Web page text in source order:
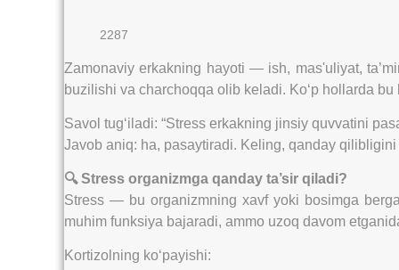
2287
Zamonaviy erkakning hayoti — ish, mas'uliyat,
buzilishi va charchoqqa olib keladi. Ko‘p hollarda
Savol tug‘iladi: “Stress erkakning jinsiy quvvatini
Javob aniq: ha, pasaytiradi. Keling, qanday qilibligini
🔍 Stress organizmga qanday ta’sir qiladi?
Stress — bu organizmning xavf yoki bosimga
muhim funksiya bajaradi, ammo uzoq davom
Kortizolning ko‘payishi: